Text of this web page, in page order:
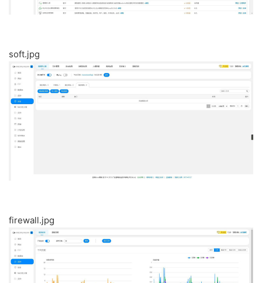
soft.jpg
firewall.jpg